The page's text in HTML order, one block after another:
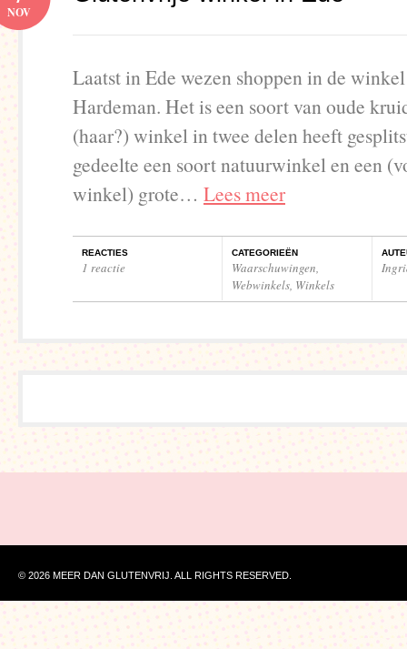
NOV
Laatst in Ede wezen shoppen in de
Hardeman. Het is een soort van oude
(haar?) winkel in twee delen heeft
gedeelte een soort natuurwinkel en een
winkel) grote… Lees meer
REACTIES
1 reactie
CATEGORIEËN
Waarschuwingen,
Webwinkels, Winkels
© 2026 MEER DAN GLUTENVRIJ. ALL RIGHTS RESERVED.